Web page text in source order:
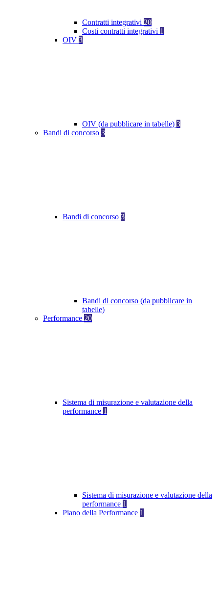
Contratti integrativi 20
Costi contratti integrativi 1
OIV 3
OIV (da pubblicare in tabelle) 3
Bandi di concorso 3
Bandi di concorso 3
Bandi di concorso (da pubblicare in
tabelle)
Performance 20
Sistema di misurazione e valutazione della
performance 1
Sistema di misurazione e valutazione della
performance 1
Piano della Performance 1